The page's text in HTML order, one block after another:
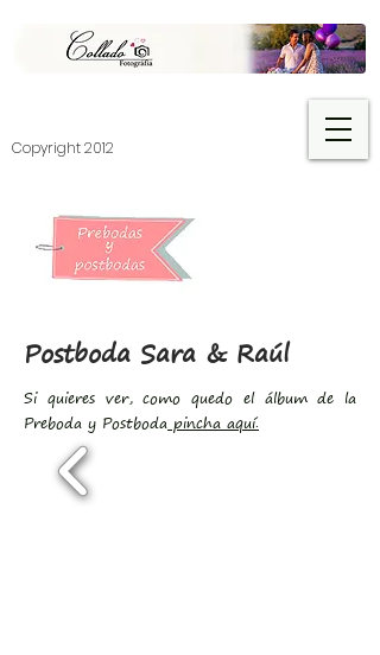
​Copyright 2012
Postboda Sara & Raúl
Si quieres ver, como quedo el álbum de la
Preboda y Postboda pincha aquí.